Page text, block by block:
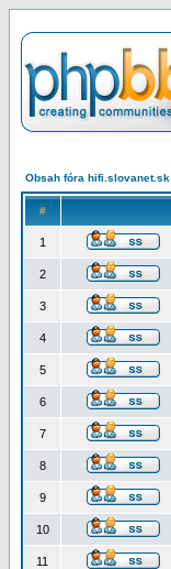
Obsah fóra hifi.slovanet.sk
#
1
2
3
4
5
6
7
8
9
10
11